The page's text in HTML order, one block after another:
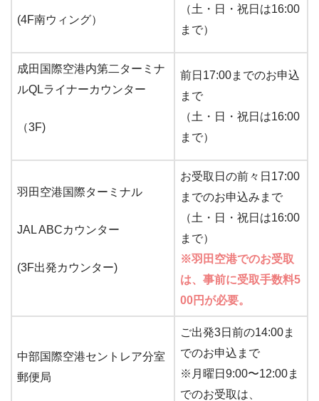
(4F南ウィング）
（土・日・祝日は16:00
まで）
成田国際空港内第二ターミナ
ルQLライナーカウンター
（3F)
前日17:00までのお申込
まで
（土・日・祝日は16:00
まで）
羽田空港国際ターミナル
JAL ABCカウンター
(3F出発カウンター)
お受取日の前々日17:00
までのお申込みまで
（土・日・祝日は16:00
まで）
※羽田空港でのお受取
は、事前に受取手数料5
00円が必要。
中部国際空港セントレア分室
郵便局
ご出発3日前の14:00ま
でのお申込まで
※月曜日9:00〜12:00ま
でのお受取は、